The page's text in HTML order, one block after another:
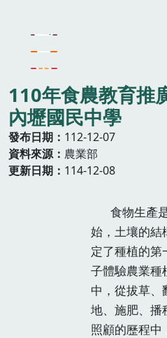
110年食農教育推
內壢國民中學
發布日期
112-12-07
資料來源
農業部
更新日期
114-12-08
食物生產
始，土壤的結
定了種植的第
子體驗農業種
中，從拔草、
地、施肥、播
照顧的歷程中